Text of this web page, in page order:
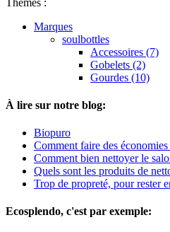
Marques
soulbottles
Accessoires (7)
Gobelets (2)
Gourdes (10)
À lire sur notre blog:
Biopuro
Comment faire des
Comment bien nettoyer le
Quels sont les produits de
Trop de propreté, pour rester
Ecosplendo, c'est par exemple: